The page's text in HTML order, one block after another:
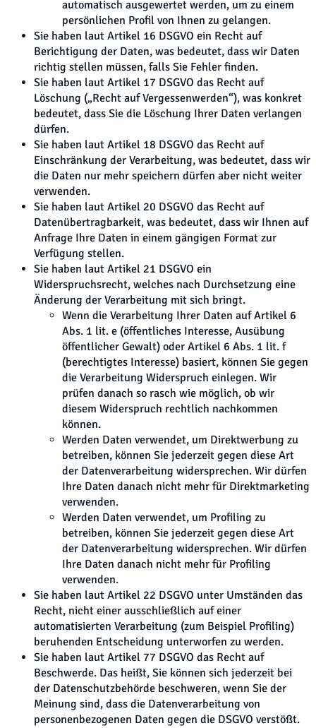
automatisch ausgewertet werden, um zu einem
persönlichen Profil von Ihnen zu gelangen.
Sie haben laut Artikel 16 DSGVO ein Recht auf
Berichtigung der Daten, was bedeutet, dass wir Daten
richtig stellen müssen, falls Sie Fehler finden.
Sie haben laut Artikel 17 DSGVO das Recht auf
Löschung („Recht auf Vergessenwerden“), was konkret
bedeutet, dass Sie die Löschung Ihrer Daten verlangen
dürfen.
Sie haben laut Artikel 18 DSGVO das Recht auf
Einschränkung der Verarbeitung, was bedeutet, dass wir
die Daten nur mehr speichern dürfen aber nicht weiter
verwenden.
Sie haben laut Artikel 20 DSGVO das Recht auf
Datenübertragbarkeit, was bedeutet, dass wir Ihnen auf
Anfrage Ihre Daten in einem gängigen Format zur
Verfügung stellen.
Sie haben laut Artikel 21 DSGVO ein
Widerspruchsrecht, welches nach Durchsetzung eine
Änderung der Verarbeitung mit sich bringt.
Wenn die Verarbeitung Ihrer Daten auf Artikel 6
Abs. 1 lit. e (öffentliches Interesse, Ausübung
öffentlicher Gewalt) oder Artikel 6 Abs. 1 lit. f
(berechtigtes Interesse) basiert, können Sie gegen
die Verarbeitung Widerspruch einlegen. Wir
prüfen danach so rasch wie möglich, ob wir
diesem Widerspruch rechtlich nachkommen
können.
Werden Daten verwendet, um Direktwerbung zu
betreiben, können Sie jederzeit gegen diese Art
der Datenverarbeitung widersprechen. Wir dürfen
Ihre Daten danach nicht mehr für Direktmarketing
verwenden.
Werden Daten verwendet, um Profiling zu
betreiben, können Sie jederzeit gegen diese Art
der Datenverarbeitung widersprechen. Wir dürfen
Ihre Daten danach nicht mehr für Profiling
verwenden.
Sie haben laut Artikel 22 DSGVO unter Umständen das
Recht, nicht einer ausschließlich auf einer
automatisierten Verarbeitung (zum Beispiel Profiling)
beruhenden Entscheidung unterworfen zu werden.
Sie haben laut Artikel 77 DSGVO das Recht auf
Beschwerde. Das heißt, Sie können sich jederzeit bei
der Datenschutzbehörde beschweren, wenn Sie der
Meinung sind, dass die Datenverarbeitung von
personenbezogenen Daten gegen die DSGVO verstößt.